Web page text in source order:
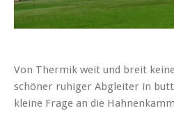
Von Thermik weit und breit
schöner ruhiger Abgleiter in
kleine Frage an die